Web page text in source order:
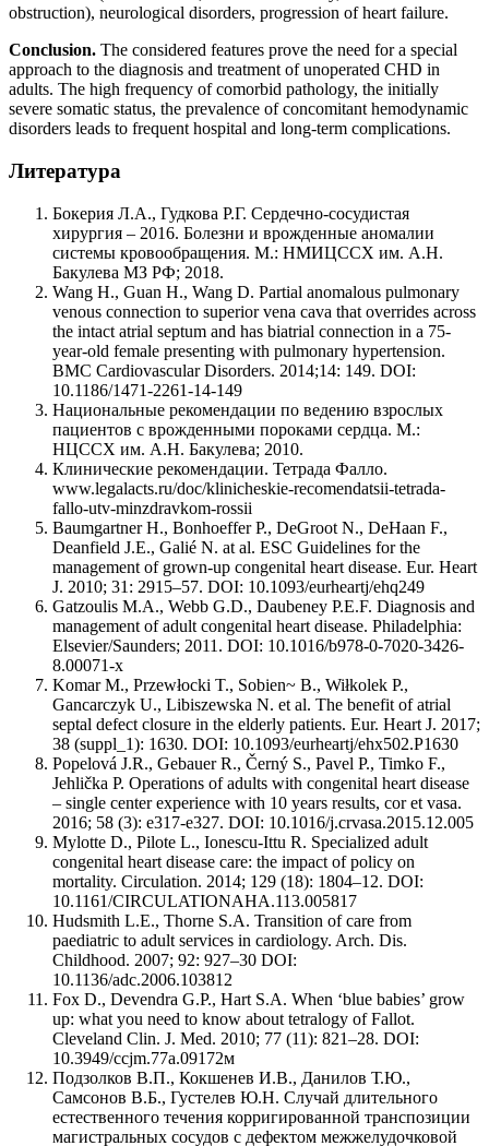
obstruction), neurological disorders, progression of heart failure.
Conclusion. The considered features prove the need for a special
approach to the diagnosis and treatment of unoperated CHD in
adults. The high frequency of comorbid pathology, the initially
severe somatic status, the prevalence of concomitant hemodynamic
disorders leads to frequent hospital and long-term complications.
Литература
Бокерия Л.А., Гудкова Р.Г. Сердечно-сосудистая
хирургия – 2016. Болезни и врожденные аномалии
системы кровообращения. М.: НМИЦССХ им. А.Н.
Бакулева МЗ РФ; 2018.
Wang H., Guan H., Wang D. Partial anomalous pulmonary
venous connection to superior vena cava that overrides across
the intact atrial septum and has biatrial connection in a 75-
year-old female presenting with pulmonary hypertension.
BMC Cardiovascular Disorders. 2014;14: 149. DOI:
10.1186/1471-2261-14-149
Национальные рекомендации по ведению взрослых
пациентов с врожденными пороками сердца. М.:
НЦССХ им. А.Н. Бакулева; 2010.
Клинические рекомендации. Тетрада Фалло.
www.legalacts.ru/doc/klinicheskie-recomendatsii-tetrada-
fallo-utv-minzdravkom-rossii
Baumgartner H., Bonhoeffer P., DeGroot N., DeHaan F.,
Deanfield J.E., Galié N. at al. ESC Guidelines for the
management of grown-up congenital heart disease. Eur. Heart
J. 2010; 31: 2915–57. DOI: 10.1093/eurheartj/ehq249
Gatzoulis M.A., Webb G.D., Daubeney P.E.F. Diagnosis and
management of adult congenital heart disease. Philadelphia:
Elsevier/Saunders; 2011. DOI: 10.1016/b978-0-7020-3426-
8.00071-x
Komar M., Przewłocki T., Sobien~ B., Wiłkolek P.,
Gancarczyk U., Libiszewska N. et al. The benefit of atrial
septal defect closure in the elderly patients. Eur. Heart J. 2017;
38 (suppl_1): 1630. DOI: 10.1093/eurheartj/ehx502.P1630
Popelová J.R., Gebauer R., Černý S., Pavel P., Timko F.,
Jehlička P. Operations of adults with congenital heart disease
– single center experience with 10 years results, cor et vasa.
2016; 58 (3): e317-e327. DOI: 10.1016/j.crvasa.2015.12.005
Mylotte D., Pilote L., Ionescu-Ittu R. Specialized adult
congenital heart disease care: the impact of policy on
mortality. Circulation. 2014; 129 (18): 1804–12. DOI:
10.1161/CIRCULATIONAHA.113.005817
Hudsmith L.E., Thorne S.A. Transition of care from
paediatric to adult services in cardiology. Arch. Dis.
Childhood. 2007; 92: 927–30 DOI:
10.1136/adc.2006.103812
Fox D., Devendra G.P., Hart S.A. When ‘blue babies’ grow
up: what you need to know about tetralogy of Fallot.
Cleveland Clin. J. Med. 2010; 77 (11): 821–28. DOI:
10.3949/ccjm.77a.09172м
Подзолков В.П., Кокшенев И.В., Данилов Т.Ю.,
Самсонов В.Б., Густелев Ю.Н. Случай длительного
естественного течения корригированной транспозиции
магистральных сосудов с дефектом межжелудочковой